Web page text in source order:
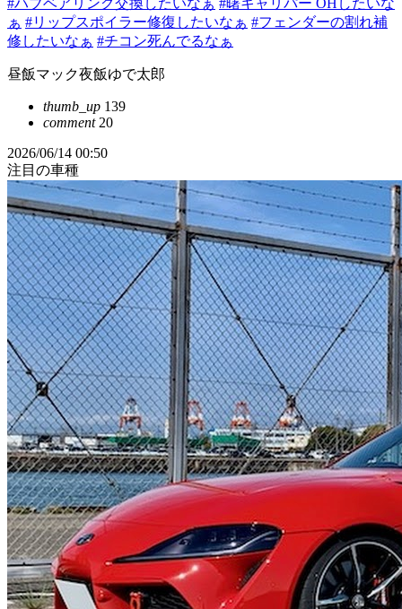
#ハブベアリング交換したいなぁ #曙キャリパー OHしたいな
ぁ #リップスポイラー修復したいなぁ #フェンダーの割れ補
修したいなぁ #チコン死んでるなぁ
昼飯マック夜飯ゆで太郎
thumb_up 139
comment20
2026/06/14 00:50
注目の車種